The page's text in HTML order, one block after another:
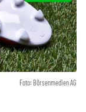
Foto: Börsenmedien AG